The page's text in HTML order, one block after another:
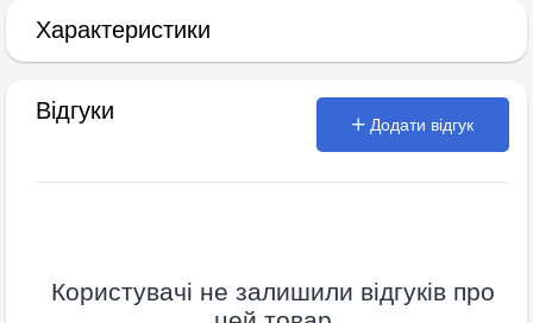
Характеристики
Відгуки
Додати відгук
Користувачі не залишили відгуків про